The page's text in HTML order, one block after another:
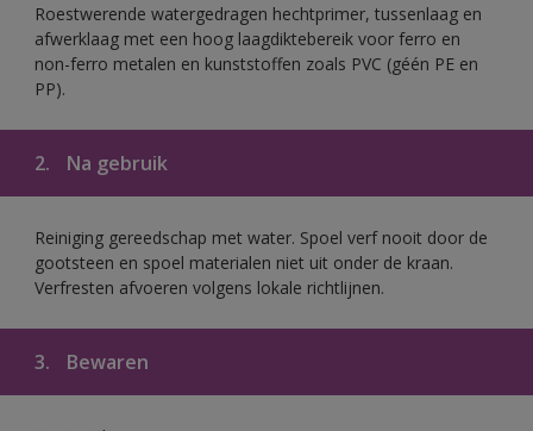
Roestwerende watergedragen hechtprimer, tussenlaag en
afwerklaag met een hoog laagdiktebereik voor ferro en
non-ferro metalen en kunststoffen zoals PVC (géén PE en
PP).
2. Na gebruik
Reiniging gereedschap met water. Spoel verf nooit door de
gootsteen en spoel materialen niet uit onder de kraan.
Verfresten afvoeren volgens lokale richtlijnen.
3. Bewaren